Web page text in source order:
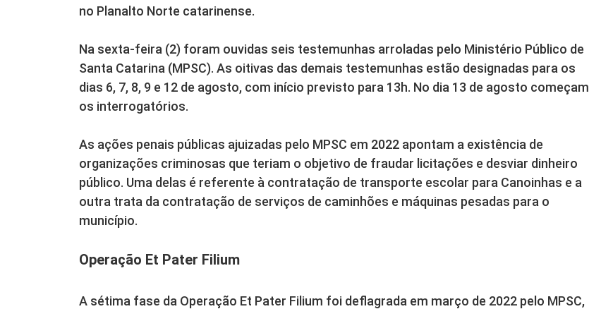
no Planalto Norte catarinense.
Na sexta-feira (2) foram ouvidas seis testemunhas arroladas pelo Ministério Público de
Santa Catarina (MPSC). As oitivas das demais testemunhas estão designadas para os
dias 6, 7, 8, 9 e 12 de agosto, com início previsto para 13h. No dia 13 de agosto começam
os interrogatórios.
As ações penais públicas ajuizadas pelo MPSC em 2022 apontam a existência de
organizações criminosas que teriam o objetivo de fraudar licitações e desviar dinheiro
público. Uma delas é referente à contratação de transporte escolar para Canoinhas e a
outra trata da contratação de serviços de caminhões e máquinas pesadas para o
município.
Operação Et Pater Filium
A sétima fase da Operação Et Pater Filium foi deflagrada em março de 2022 pelo MPSC,